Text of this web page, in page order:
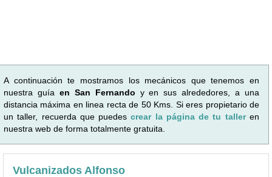
A continuación te mostramos los mecánicos que tenemos en
nuestra guía en San Fernando y en sus alrededores, a una
distancia máxima en linea recta de 50 Kms. Si eres propietario de
un taller, recuerda que puedescrear la página de tu talleren
nuestra web de forma totalmente gratuita.
Vulcanizados Alfonso